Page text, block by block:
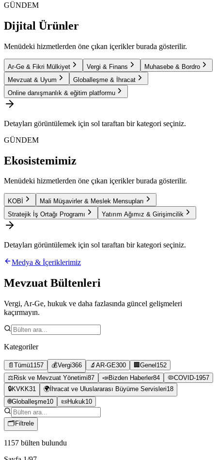
GÜNDEM
Dijital Ürünler
Menüdeki hizmetlerden öne çıkan içerikler burada gösterilir.
Ar-Ge & Fikri Mülkiyet Vergi & Finans
Muhasebe & Bordro
Mevzuat & Uyum
Globalleşme & İhracat
Online danışmanlık & eğitim platformu
Detayları görüntülemek için sol taraftan bir kategori seçiniz.
GÜNDEM
Ekosistemimiz
Menüdeki hizmetlerden öne çıkan içerikler burada gösterilir.
KOBİ
Mali Müşavirler & Meslek Mensupları
Stratejik İş Ortağı Programı
Yatırım Ağımız & Girişimcilik
Detayları görüntülemek için sol taraftan bir kategori seçiniz.
Medya & İçeriklerimiz
Mevzuat Bültenleri
Vergi, Ar-Ge, hukuk ve daha fazlasında güncel gelişmeleri
kaçırmayın.
Kategoriler
📄 Tümü1157 💰Vergi366 🔬 AR-GE300 🏢 Genel 152
⚖️ Risk ve Mevzuat Yönetimi87 📣Bizden Haberler84 🦠COVID-1957
🔒KVKK31 🌍 İhracat ve Uluslararası Büyüme Servisleri18
🌐Globalleşme10 📜Hukuk10
🗂 Filtrele
1157 bülten bulundu